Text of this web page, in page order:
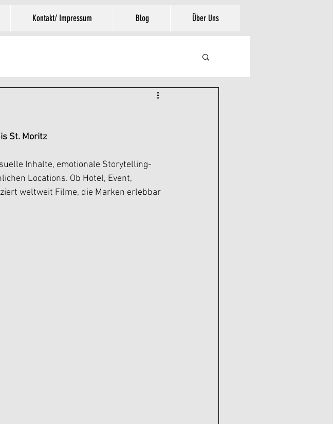
Kontakt/ Impressum Blog Über Uns
St. Moritz
Inhalte, emotionale Storytelling-
Locations. Ob Hotel, Event,
weltweit Filme, die Marken erlebbar